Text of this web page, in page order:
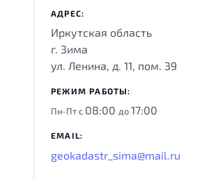
АДРЕС:
Иркутская область
г. Зима
ул. Ленина, д. 11, пом. 39
РЕЖИМ РАБОТЫ:
Пн-Пт с 08:00 до17:00
EMAIL:
geokadastr_sima@mail.ru